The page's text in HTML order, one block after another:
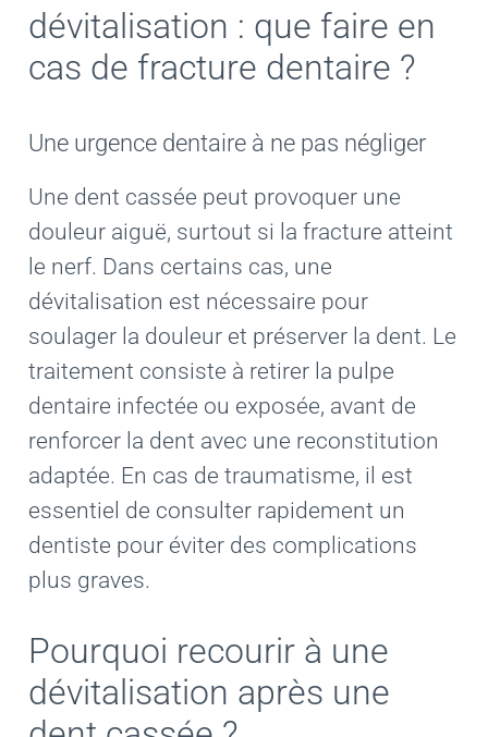
Actualités et conseils
Questions / Réponses
Contactez Dental Center
Urgence Dentaire
dévitalisation : que faire en
cas de fracture dentaire ?
Une urgence dentaire à ne pas négliger
Une dent cassée peut provoquer une
douleur aiguë, surtout si la fracture atteint
le nerf. Dans certains cas, une
dévitalisation est nécessaire pour
soulager la douleur et préserver la dent. Le
traitement consiste à retirer la pulpe
dentaire infectée ou exposée, avant de
renforcer la dent avec une reconstitution
adaptée. En cas de traumatisme, il est
essentiel de consulter rapidement un
dentiste pour éviter des complications
plus graves.
Pourquoi recourir à une
dévitalisation après une